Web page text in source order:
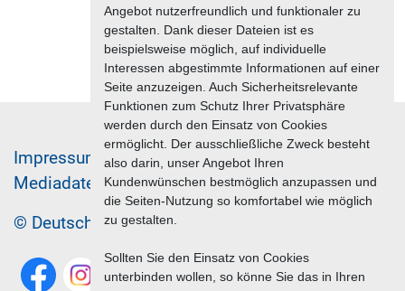
Angebot nutzerfreundlich und funktionaler zu
gestalten. Dank dieser Dateien ist es
beispielsweise möglich, auf individuelle
Interessen abgestimmte Informationen auf einer
Seite anzuzeigen. Auch Sicherheitsrelevante
Funktionen zum Schutz Ihrer Privatsphäre
werden durch den Einsatz von Cookies
ermöglicht. Der ausschließliche Zweck besteht
also darin, unser Angebot Ihren
Kundenwünschen bestmöglich anzupassen und
die Seiten-Nutzung so komfortabel wie möglich
zu gestalten.
Sollten Sie den Einsatz von Cookies
unterbinden wollen, so könne Sie das in Ihren
Im­pres­sum & Da­ten­schutz
Me­di­a­da­ten & Mar­ke­ting­leis­tun­gen
Jobs
© Deutscher Reiseverband 2026